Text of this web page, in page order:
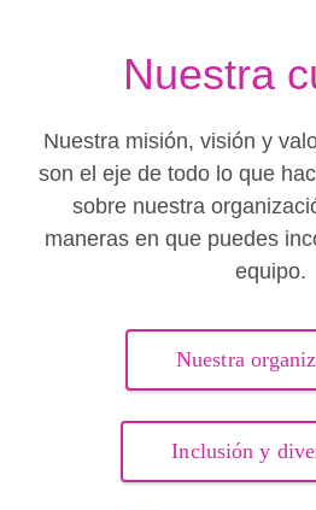
Nuestra
Nuestra misión, visión y
son el eje de todo lo que
sobre nuestra
maneras en que puedes
equipo.
Nuestra
Inclusión y